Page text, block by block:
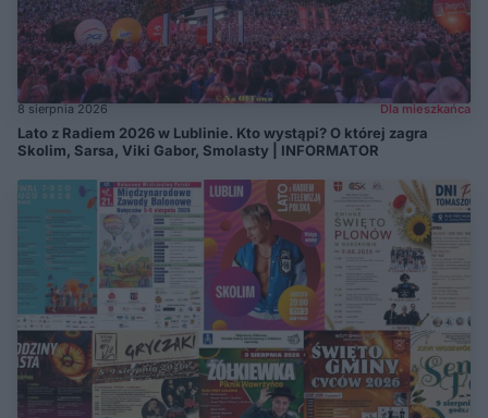
8 sierpnia 2026 Dla mieszkańca
Lato z Radiem 2026 w Lublinie. Kto wystąpi? O której zagra
Skolim, Sarsa, Viki Gabor, Smolasty | INFORMATOR